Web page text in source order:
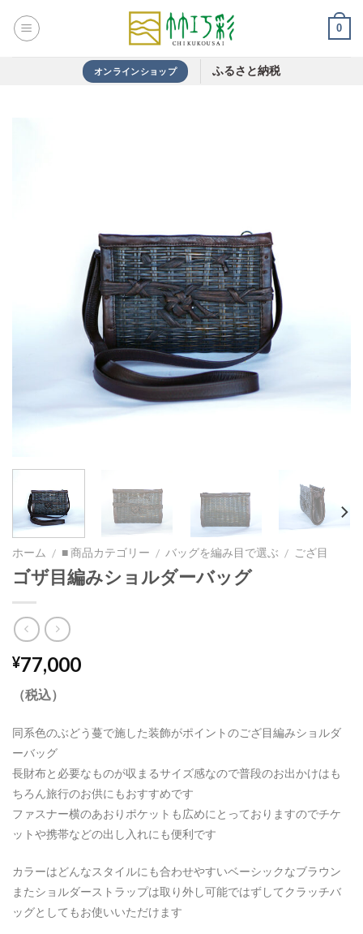
0
オンラインショップ ふるさと納税
ホーム / ■ 商品カテゴリー / バッグを編み目で選ぶ / ござ目
ゴザ目編みショルダーバッグ
¥77,000
（税込）
同系色のぶどう蔓で施した装飾がポイントのござ目編みショルダ
ーバッグ
長財布と必要なものが収まるサイズ感なので普段のお出かけはも
ちろん旅行のお供にもおすすめです
ファスナー横のあおりポケットも広めにとっておりますのでチケ
ットや携帯などの出し入れにも便利です
カラーはどんなスタイルにも合わせやすいベーシックなブラウン
またショルダーストラップは取り外し可能ではずしてクラッチバ
ッグとしてもお使いいただけます